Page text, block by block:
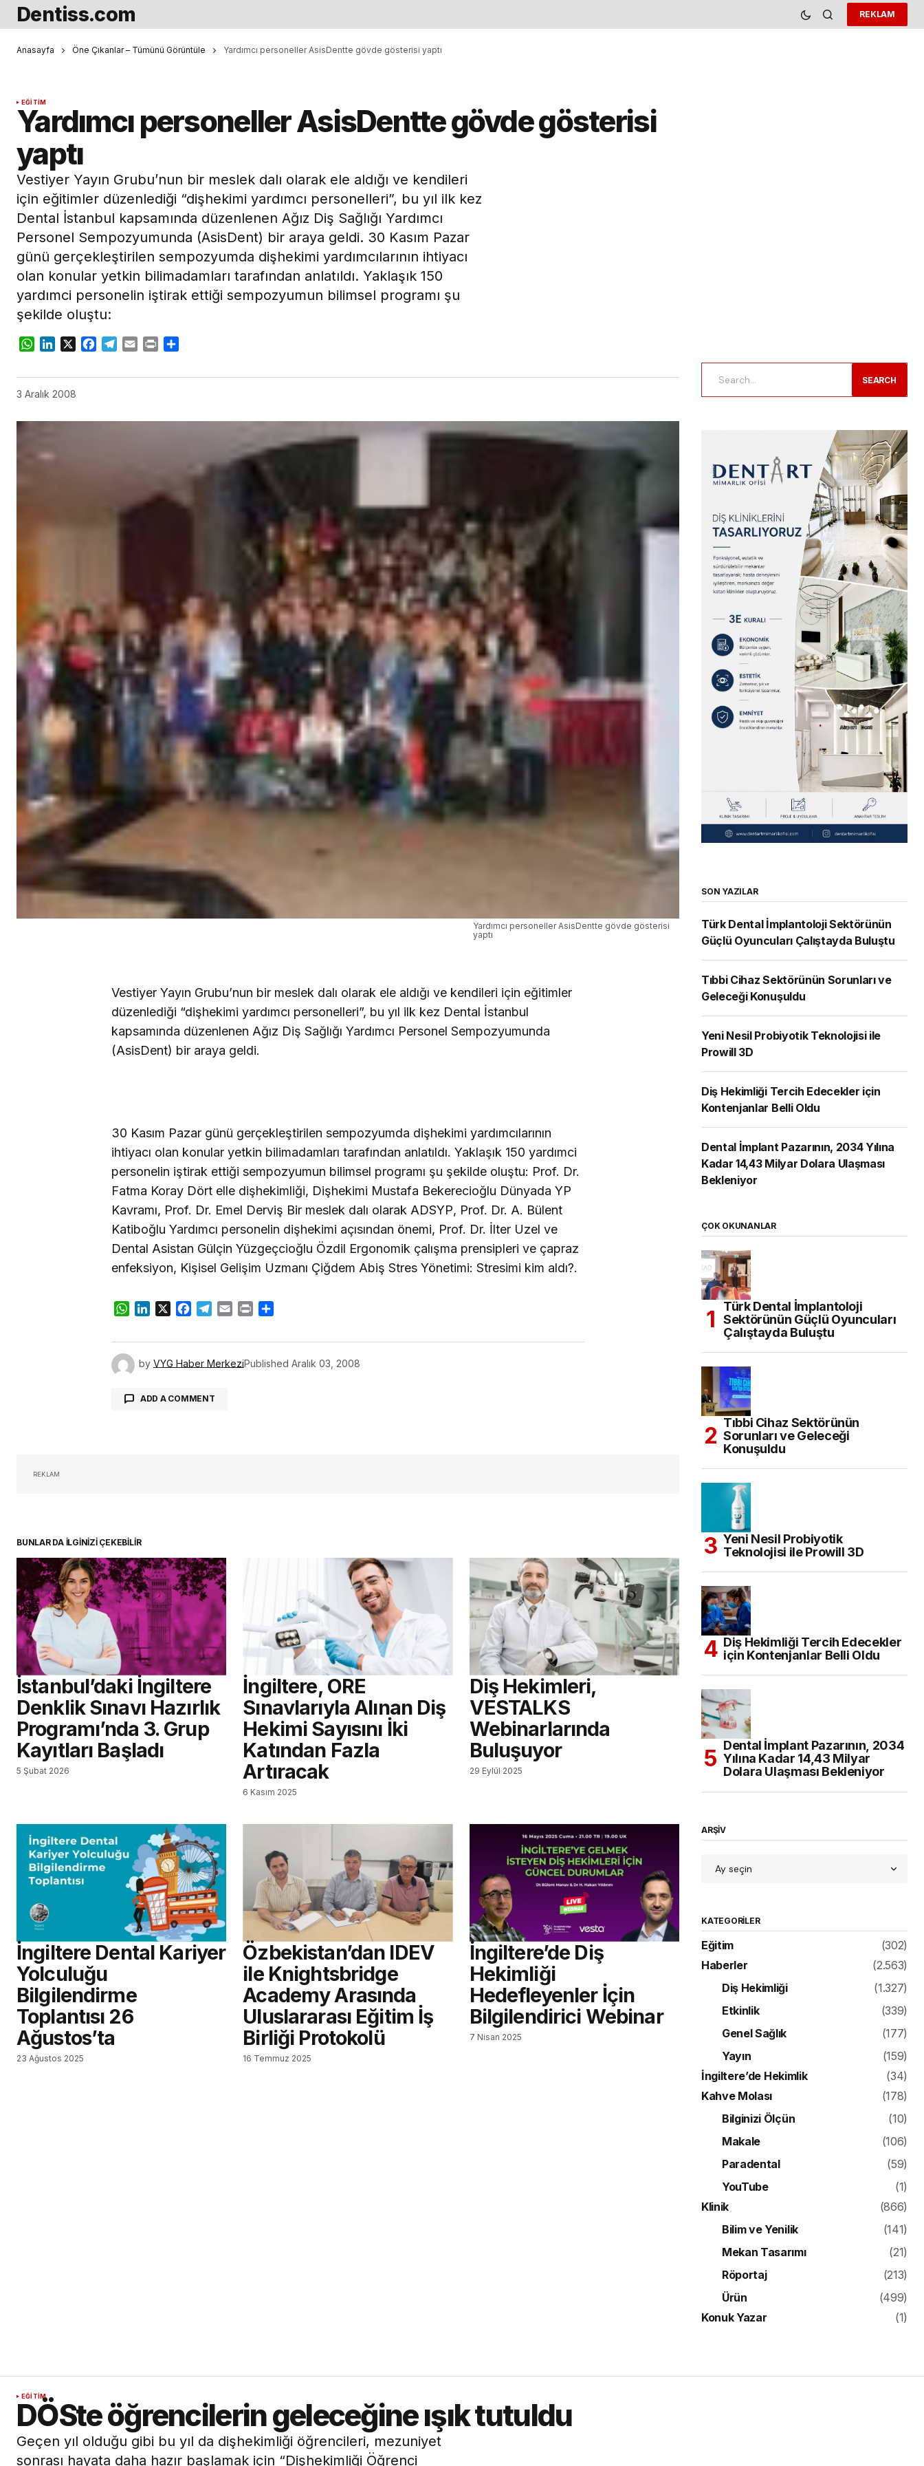
Dentiss.com REKLAM
Anasayfa Öne Çıkanlar – Tümünü Görüntüle Yardımcı personeller AsisDentte gövde gösterisi yaptı
EĞITIM
Yardımcı personeller AsisDentte gövde gösterisi
yaptı
Vestiyer Yayın Grubu’nun bir meslek dalı olarak ele aldığı ve kendileri
için eğitimler düzenlediği “dişhekimi yardımcı personelleri”, bu yıl ilk kez
Dental İstanbul kapsamında düzenlenen Ağız Diş Sağlığı Yardımcı
Personel Sempozyumunda (AsisDent) bir araya geldi. 30 Kasım Pazar
günü gerçekleştirilen sempozyumda dişhekimi yardımcılarının ihtiyacı
olan konular yetkin bilimadamları tarafından anlatıldı. Yaklaşık 150
yardımci personelin iştirak ettiği sempozyumun bilimsel programı şu
şekilde oluştu:
WhatsApp
LinkedIn
X Facebook
Telegram
Email Print
3 Aralık 2008
Yardımcı personeller AsisDentte gövde gösterisi
yaptı
Vestiyer Yayın Grubu’nun bir meslek dalı olarak ele aldığı ve kendileri için eğitimler
düzenlediği “dişhekimi yardımcı personelleri”, bu yıl ilk kez Dental İstanbul
kapsamında düzenlenen Ağız Diş Sağlığı Yardımcı Personel Sempozyumunda
(AsisDent) bir araya geldi.
30 Kasım Pazar günü gerçekleştirilen sempozyumda dişhekimi yardımcılarının
ihtiyacı olan konular yetkin bilimadamları tarafından anlatıldı. Yaklaşık 150 yardımci
personelin iştirak ettiği sempozyumun bilimsel programı şu şekilde oluştu: Prof. Dr.
Fatma Koray Dört elle dişhekimliği, Dişhekimi Mustafa Bekerecioğlu Dünyada YP
Kavramı, Prof. Dr. Emel Derviş Bir meslek dalı olarak ADSYP, Prof. Dr. A. Bülent
Katiboğlu Yardımcı personelin dişhekimi açısından önemi, Prof. Dr. İlter Uzel ve
Dental Asistan Gülçin Yüzgeçcioğlu Özdil Ergonomik çalışma prensipleri ve çapraz
enfeksiyon, Kişisel Gelişim Uzmanı Çiğdem Abiş Stres Yönetimi: Stresimi kim aldı?.
WhatsApp
LinkedIn
X Facebook
Telegram
Email Print
by VYG Haber MerkeziPublished Aralık 03, 2008
ADD A COMMENT
REKLAM
BUNLAR DA İLGİNİZİ ÇEKEBİLİR
İstanbul’daki İngiltere
Denklik Sınavı Hazırlık
Programı’nda 3. Grup
Kayıtları Başladı
5 Şubat 2026
İngiltere, ORE
Sınavlarıyla Alınan Diş
Hekimi Sayısını İki
Katından Fazla
Artıracak
6 Kasım 2025
Diş Hekimleri,
VESTALKS
Webinarlarında
Buluşuyor
29 Eylül 2025
İngiltere Dental Kariyer
Yolculuğu
Bilgilendirme
Toplantısı 26
Ağustos’ta
23 Ağustos 2025
Özbekistan’dan IDEV
ile Knightsbridge
Academy Arasında
Uluslararası Eğitim İş
Birliği Protokolü
16 Temmuz 2025
İngiltere’de Diş
Hekimliği
Hedefleyenler İçin
Bilgilendirici Webinar
7 Nisan 2025
SEARCH
SON YAZILAR
Türk Dental İmplantoloji Sektörünün
Güçlü Oyuncuları Çalıştayda Buluştu
Tıbbi Cihaz Sektörünün Sorunları ve
Geleceği Konuşuldu
Yeni Nesil Probiyotik Teknolojisi ile
Prowill 3D
Diş Hekimliği Tercih Edecekler için
Kontenjanlar Belli Oldu
Dental İmplant Pazarının, 2034 Yılına
Kadar 14,43 Milyar Dolara Ulaşması
Bekleniyor
ÇOK OKUNANLAR
Türk Dental İmplantoloji
Sektörünün Güçlü Oyuncuları
Çalıştayda Buluştu
Tıbbi Cihaz Sektörünün
Sorunları ve Geleceği
Konuşuldu
Yeni Nesil Probiyotik
Teknolojisi ile Prowill 3D
Diş Hekimliği Tercih Edecekler
için Kontenjanlar Belli Oldu
Dental İmplant Pazarının, 2034
Yılına Kadar 14,43 Milyar
Dolara Ulaşması Bekleniyor
ARŞİV
KATEGORILER
Eğitim
(302)
Haberler
(2.563)
Diş Hekimliği
(1.327)
Etkinlik
(339)
Genel Sağlık
(177)
Yayın
(159)
İngiltere’de Hekimlik
(34)
Kahve Molası
(178)
Bilginizi Ölçün
(10)
Makale
(106)
Paradental
(59)
YouTube
(1)
Klinik
(866)
Bilim ve Yenilik
(141)
Mekan Tasarımı
(21)
Röportaj
(213)
Ürün
(499)
Konuk Yazar
(1)
EĞITIM
DÖSte öğrencilerin geleceğine ışık tutuldu
Geçen yıl olduğu gibi bu yıl da dişhekimliği öğrencileri, mezuniyet
sonrası hayata daha hazır başlamak için “Dişhekimliği Öğrenci